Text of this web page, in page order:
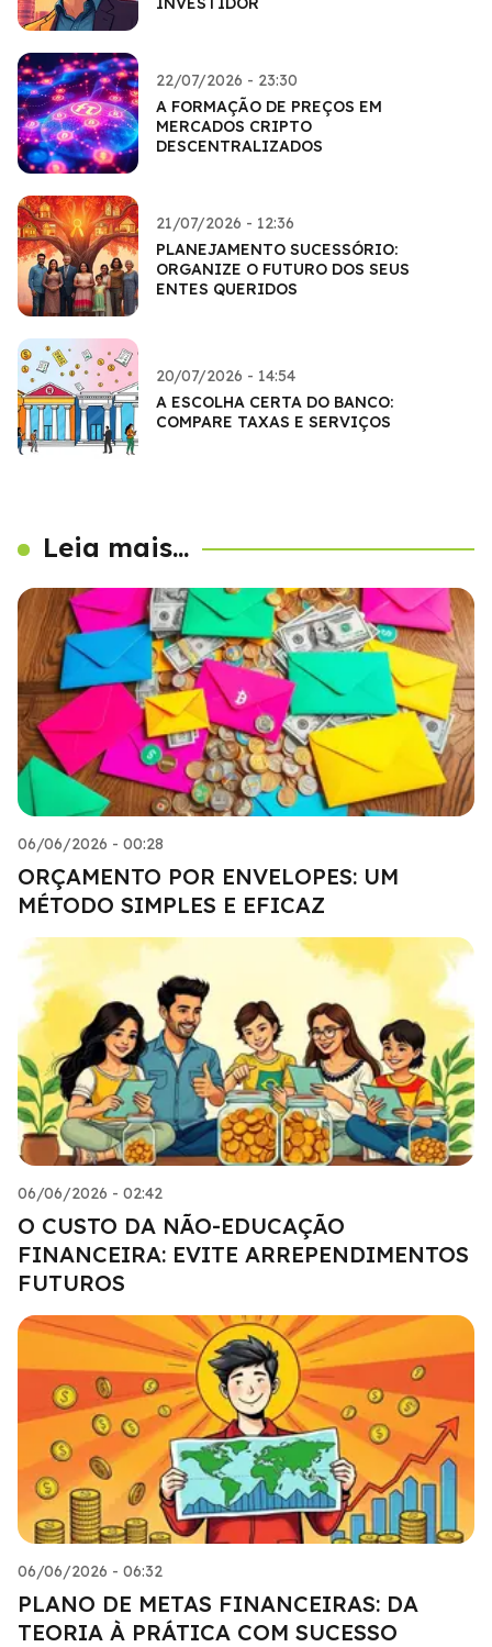
22/07/2026 - 23:30
A FORMAÇÃO DE PREÇOS EM
MERCADOS CRIPTO
DESCENTRALIZADOS
21/07/2026 - 12:36
PLANEJAMENTO SUCESSÓRIO:
ORGANIZE O FUTURO DOS SEUS
ENTES QUERIDOS
20/07/2026 - 14:54
A ESCOLHA CERTA DO BANCO:
COMPARE TAXAS E SERVIÇOS
Leia mais...
06/06/2026 - 00:28
ORÇAMENTO POR ENVELOPES: UM
MÉTODO SIMPLES E EFICAZ
06/06/2026 - 02:42
O CUSTO DA NÃO-EDUCAÇÃO
FINANCEIRA: EVITE ARREPENDIMENTOS
FUTUROS
06/06/2026 - 06:32
PLANO DE METAS FINANCEIRAS: DA
TEORIA À PRÁTICA COM SUCESSO